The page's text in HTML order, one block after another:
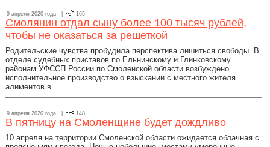
9 апреля 2020 года | 165
Смолянин отдал сыну более 100 тысяч рублей,
чтобы не оказаться за решеткой
Родительские чувства пробудила перспектива лишиться свободы. В
отделе судебных приставов по Ельнинскому и Глинковскому
районам УФССП России по Смоленской области возбуждено
исполнительное производство о взыскании с местного жителя
алиментов в...
9 апреля 2020 года | 148
В пятницу на Смоленщине будет дождливо
10 апреля на территории Смоленской области ожидается облачная с